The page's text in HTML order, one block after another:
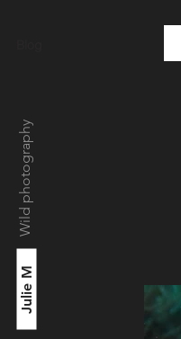
Wild photography
Julie M